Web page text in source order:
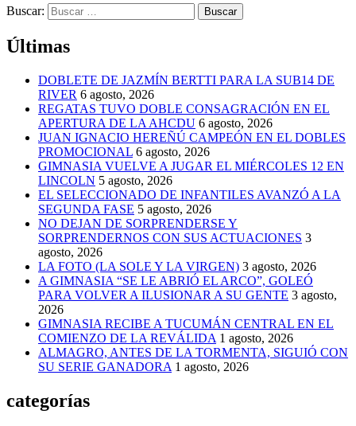
Buscar:
Últimas
DOBLETE DE JAZMÍN BERTTI PARA LA SUB14 DE
RIVER 6 agosto, 2026
REGATAS TUVO DOBLE CONSAGRACIÓN EN EL
APERTURA DE LA AHCDU 6 agosto, 2026
JUAN IGNACIO HEREÑÚ CAMPEÓN EN EL DOBLES
PROMOCIONAL 6 agosto, 2026
GIMNASIA VUELVE A JUGAR EL MIÉRCOLES 12 EN
LINCOLN 5 agosto, 2026
EL SELECCIONADO DE INFANTILES AVANZÓ A LA
SEGUNDA FASE 5 agosto, 2026
NO DEJAN DE SORPRENDERSE Y
SORPRENDERNOS CON SUS ACTUACIONES 3
agosto, 2026
LA FOTO (LA SOLE Y LA VIRGEN) 3 agosto, 2026
A GIMNASIA “SE LE ABRIÓ EL ARCO”, GOLEÓ
PARA VOLVER A ILUSIONAR A SU GENTE 3 agosto,
2026
GIMNASIA RECIBE A TUCUMÁN CENTRAL EN EL
COMIENZO DE LA REVÁLIDA 1 agosto, 2026
ALMAGRO, ANTES DE LA TORMENTA, SIGUIÓ CON
SU SERIE GANADORA 1 agosto, 2026
categorías